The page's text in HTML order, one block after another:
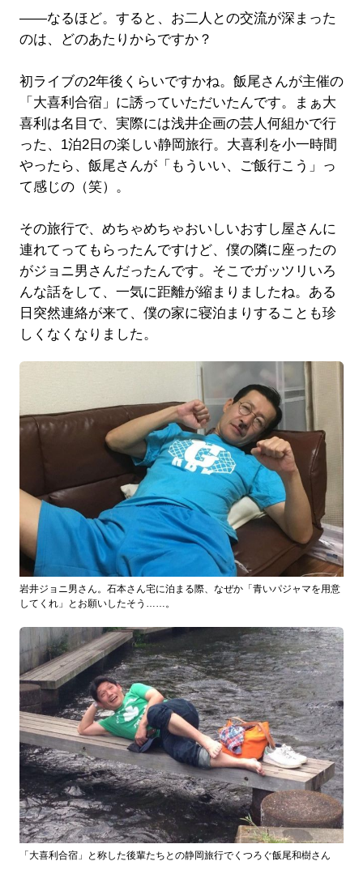
――なるほど。すると、お二人との交流が深まった
のは、どのあたりからですか？
初ライブの2年後くらいですかね。飯尾さんが主催の
「大喜利合宿」に誘っていただいたんです。まぁ大
喜利は名目で、実際には浅井企画の芸人何組かで行
った、1泊2日の楽しい静岡旅行。大喜利を小一時間
やったら、飯尾さんが「もういい、ご飯行こう」っ
て感じの（笑）。
その旅行で、めちゃめちゃおいしいおすし屋さんに
連れてってもらったんですけど、僕の隣に座ったの
がジョニ男さんだったんです。そこでガッツリいろ
んな話をして、一気に距離が縮まりましたね。ある
日突然連絡が来て、僕の家に寝泊まりすることも珍
しくなくなりました。
岩井ジョニ男さん。石本さん宅に泊まる際、なぜか「青いパジャマを用意
してくれ」とお願いしたそう……。
「大喜利合宿」と称した後輩たちとの静岡旅行でくつろぐ飯尾和樹さん